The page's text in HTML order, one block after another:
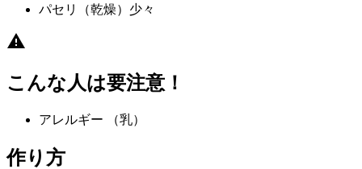
パセリ（乾燥） 少々
こんな人は要注意！
アレルギー （乳）
作り方